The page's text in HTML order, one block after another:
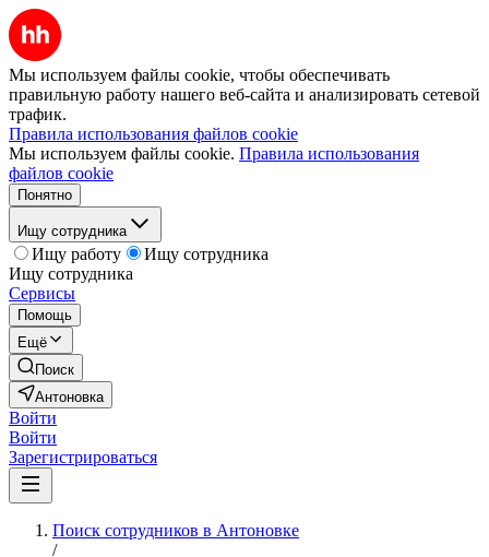
Мы используем файлы cookie, чтобы обеспечивать
правильную работу нашего веб-сайта и анализировать сетевой
трафик.
Правила использования файлов cookie
Мы используем файлы cookie. Правила использования
файлов cookie
Понятно
Ищу сотрудника
Ищу работу
Ищу сотрудника
Ищу сотрудника
Сервисы
Помощь
Ещё
Поиск
Антоновка
Войти
Войти
Зарегистрироваться
Поиск сотрудников в Антоновке
/